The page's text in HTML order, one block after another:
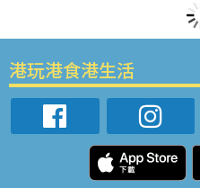
港玩港食港生活